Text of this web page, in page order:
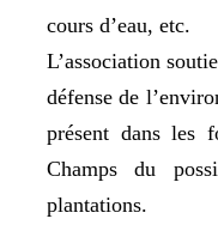
cours d’eau, etc.
L’association
défense de
présent dans les
Champs du
plantations.